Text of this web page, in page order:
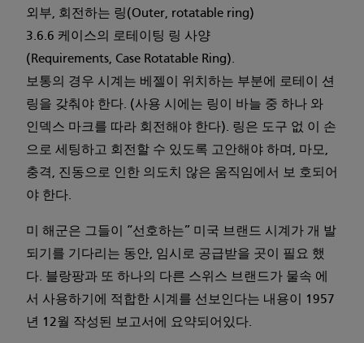
외부, 회전하는 링(Outer, rotatable ring)
3.6.6 케이스의 로테이팅 링 사양
(Requirements, Case Rotatable Ring).
보통의 경우 시계는 베젤이 위치하는 부분에 로테이 션
링을 갖춰야 한다. (사용 시에는 링이 바늘 중 하나 와
인덱스 마크를 따라 회전해야 한다). 링은 도구 없 이 손
으로 세팅하고 회전할 수 있도록 고안해야 하며, 마모,
충격, 진동으로 인한 의도치 않은 움직임에서 보 호되어
야 한다.
미 해군은 그들이 “선호하는” 미국 브랜드 시계가 개 발
되기를 기다리는 동안, 임시로 공급받을 곳이 필요 했
다. 블랑팡과 또 하나의 다른 스위스 브랜드가 물속 에
서 사용하기에 적합한 시계를 선보인다는 내용이 1957
년 12월 작성된 보고서에 요약되어있다.